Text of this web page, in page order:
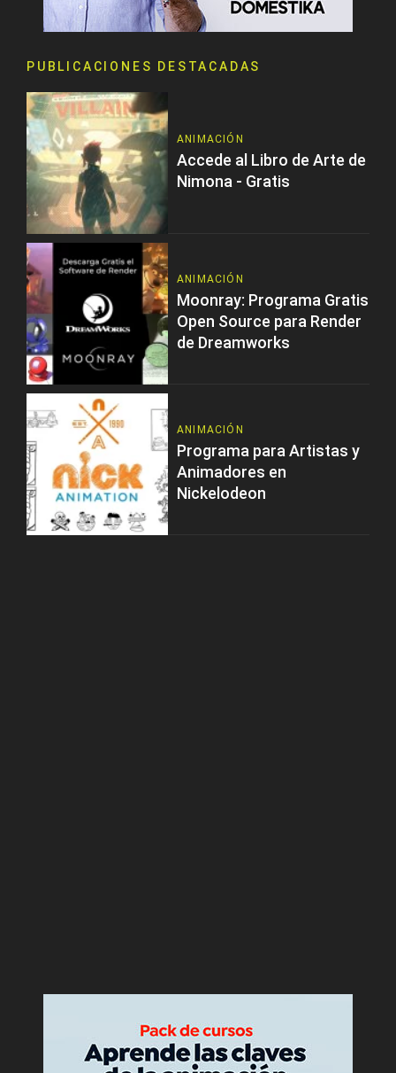
PUBLICACIONES DESTACADAS
ANIMACIÓN
Accede al Libro de Arte de
Nimona - Gratis
ANIMACIÓN
Moonray: Programa Gratis
Open Source para Render
de Dreamworks
ANIMACIÓN
Programa para Artistas y
Animadores en
Nickelodeon